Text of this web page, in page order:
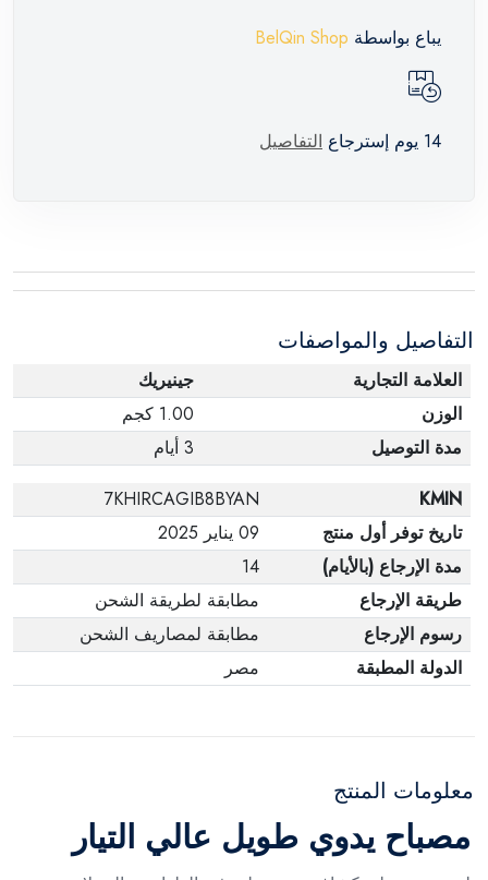
يباع بواسطة BelQin Shop
14 يوم إسترجاع التفاصيل
التفاصيل والمواصفات
العلامة التجارية
جينيريك
الوزن
1.00 كجم
مدة التوصيل
3 أيام
KMIN
7KHIRCAGIB8BYAN
تاريخ توفر أول منتج
09 يناير 2025
مدة الإرجاع (بالأيام)
14
طريقة الإرجاع
مطابقة لطريقة الشحن
رسوم الإرجاع
مطابقة لمصاريف الشحن
الدولة المطبقة
مصر
معلومات المنتج
مصباح يدوي طويل عالي التيار